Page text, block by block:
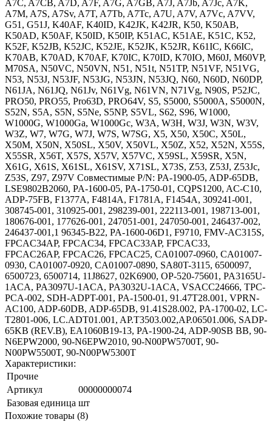
A7C, A7CB, A7D, A7F, A7G, A7GB, A7J, A7Jb, A7Jc, A7K,
A7M, A7S, A7Sv, A7T, A7Tb, A7Tc, A7U, A7V, A7Vc, A7VV,
G51, G51J, K40AF, K40ID, K42JK, K42JR, K50, K50AB,
K50AD, K50AF, K50ID, K50IP, K51AC, K51AE, K51C, K52,
K52F, K52JB, K52JC, K52JE, K52JK, K52JR, K61IC, K66IC,
K70AB, K70AD, K70AF, K70IC, K70ID, K70IO, M60J, M60VP,
M70SA, N50VC, N50VN, N51, N51t, N51TP, N51VF, N51VG,
N53, N53J, N53JF, N53JG, N53JN, N53JQ, N60, N60D, N60DP,
N61JA, N61JQ, N61Jv, N61Vg, N61VN, N71Vg, N90S, P52JC,
PRO50, PRO55, Pro63D, PRO64V, S5, S5000, S5000A, S5000N,
S52N, S5A, S5N, S5Ne, S5NP, S5VL, S62, S96, W1000,
W1000G, W1000Ga, W1000Gc, W3A, W3H, W3J, W3N, W3V,
W3Z, W7, W7G, W7J, W7S, W7SG, X5, X50, X50C, X50L,
X50M, X50N, X50SL, X50V, X50VL, X50Z, X52, X52N, X55S,
X55SR, X56T, X57S, X57V, X57VC, X59SL, X59SR, X5N,
X61G, X61S, X61SL, X61SV, X71SL, X73S, Z53, Z53J, Z53Jc,
Z53S, Z97, Z97V Совместимые P/N: PA-1900-05, ADP-65DB,
LSE9802B2060, PA-1600-05, PA-1750-01, CQPS1200, AC-C10,
ADP-75FB, F1377A, F4814A, F1781A, F1454A, 309241-001,
308745-001, 310925-001, 298239-001, 222113-001, 198713-001,
180676-001, 177626-001, 247051-001, 247050-001, 246437-002,
246437-001,1 96345-B22, PA-1600-06D1, F9710, FMV-AC315S,
FPCAC34AP, FPCAC34, FPCAC33AP, FPCAC33,
FPCAC26AP, FPCAC26, FPCAC25, CA01007-0960, CA01007-
0930, CA01007-0920, CA01007-0890, SA80T-3115, 6500097,
6500723, 6500714, 11J8627, 02K6900, OP-520-75601, PA3165U-
1ACA, PA3097U-1ACA, PA3032U-1ACA, VSACC24666, TPC-
PCA-002, SDH-ADPT-001, PA-1500-01, 91.47T28.001, VPRN-
AC100, ADP-60DB, ADP-65DB, 91.41S28.002, PA-1700-02, LC-
T2801-006, LC.ADT01.001, AP.T3503.002,AP.06501.006, SADP-
65KB (REV.B), EA1060B19-13, PA-1900-24, ADP-90SB BB, 90-
N6EPW2000, 90-N6EPW2010, 90-N00PW5700T, 90-
N00PW5500T, 90-N00PW5300T
Характеристики:
Прочие
Артикул
00000000074
Базовая единица шт
Похожие товары (8)